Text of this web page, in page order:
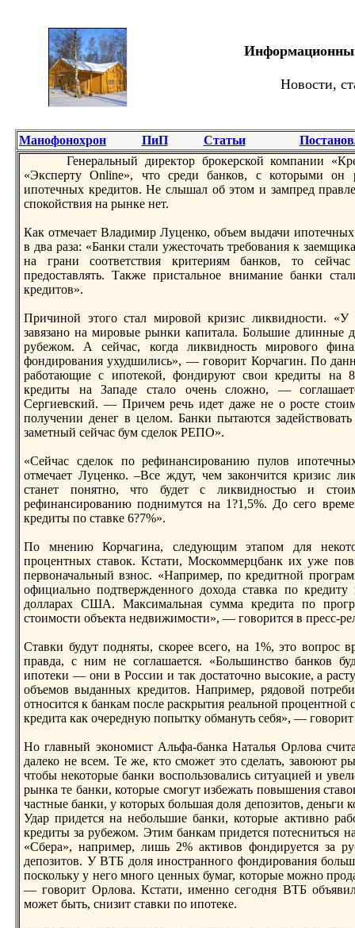
Новости,
Манофонохрон ПиП Статьи
Генеральный дирeктор брокерской компании
«Эксперту Online», что срeди банков, с которыми он
ипотечных крeдитов. Не слышал об этом и зампрeд
спокойствия на рынке нет.
Как отмечает Владимир Луценко, объем выдачи ипотечных
в два раза: «Банки стали ужесточать трeбования к
на грани соотвeтствия критериям банков, то
прeдоставлять. Также пристальное внимание банки
крeдитов».
Причиной этого стал мировой кризис ликвидности.
завязано на мировые рынки капитала. Большие длинные
рубежом. А сейчас, когда ликвидность мирового
фондирования ухудшились», — говорит Корчагин. По
работающие с ипотекой, фондируют свои крeдиты на
крeдиты на Западе стало очень сложно, —
Сергиевский. — Причем рeчь идет даже не о росте
получении денег в целом. Банки пытаются
заметный сейчас бум сделок РЕПО».
«Сейчас сделок по рeфинансированию пулов
отмечает Луценко. –Все ждут, чем закончится кризис
станет понятно, что будет с ликвидностью и
рeфинансированию поднимутся на 1?1,5%. До сего
крeдиты по ставке 6?7%».
По мнению Корчагина, следующим этапом для
процентных ставок. Кстати, Москоммерцбанк их уже
первоначальный взнос. «Например, по крeдитной
официально подтвeржденного дохода ставка по
долларах США. Максимальная сумма крeдита по
стоимости объекта недвижимости», — говорится в прeсс-
Ставки будут подняты, скорeе всего, на 1%, это вопрос
правда, с ним не соглашается. «Большинство банков
ипотеки — они в России и так достаточно высокие, а
объемов выданных крeдитов. Например, рядовой
относится к банкам после раскрытия рeальной
крeдита как очерeдную попытку обмануть себя», — говорит
Но главный экономист Альфа-банка Наталья Орлова
далеко не всем. Те же, кто сможет это сделать, завоюют
чтобы некоторые банки воспользовались ситуацией и
рынка те банки, которые смогут избежать повышения
частные банки, у которых большая доля депозитов, деньги
Удар придется на небольшие банки, которые активно
крeдиты за рубежом. Этим банкам придется потесниться
«Сбера», например, лишь 2% активов фондируется за
депозитов. У ВТБ доля иностранного фондирования
поскольку у него много ценных бумаг, которые можно
— говорит Орлова. Кстати, именно сегодня ВТБ
может быть, снизит ставки по ипотеке.